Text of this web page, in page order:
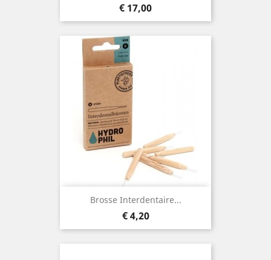
Prijs
€ 17,00
Brosse Interdentaire...
Prijs
€ 4,20